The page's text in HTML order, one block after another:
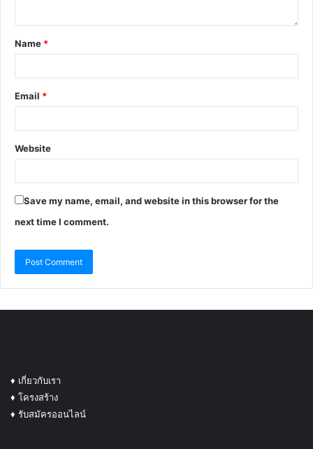
Name *
Email *
Website
Save my name, email, and website in this browser for the
next time I comment.
♦ เกี่ยวกับเรา
♦ โครงสร้าง
♦ รับสมัครออนไลน์